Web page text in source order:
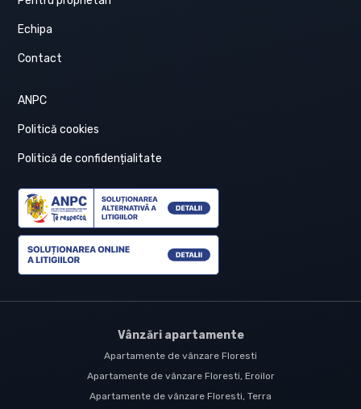
Echipa
Contact
ANPC
Politică cookies
Politică de confidențialitate
Vânzări apartamente
Apartamente de vânzare Floresti
Apartamente de vânzare Floresti, Eroilor
Apartamente de vânzare Floresti, Terra